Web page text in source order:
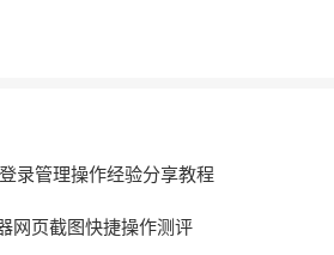
录管理操作经验分享教程
网页截图快捷操作测评